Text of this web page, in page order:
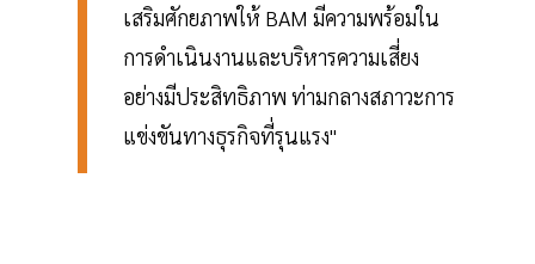
เสริมศักยภาพให้ BAM มีความพร้อมใน
การดำเนินงานและบริหารความเสี่ยง
อย่างมีประสิทธิภาพ ท่ามกลางสภาวะการ
แข่งขันทางธุรกิจที่รุนแรง"